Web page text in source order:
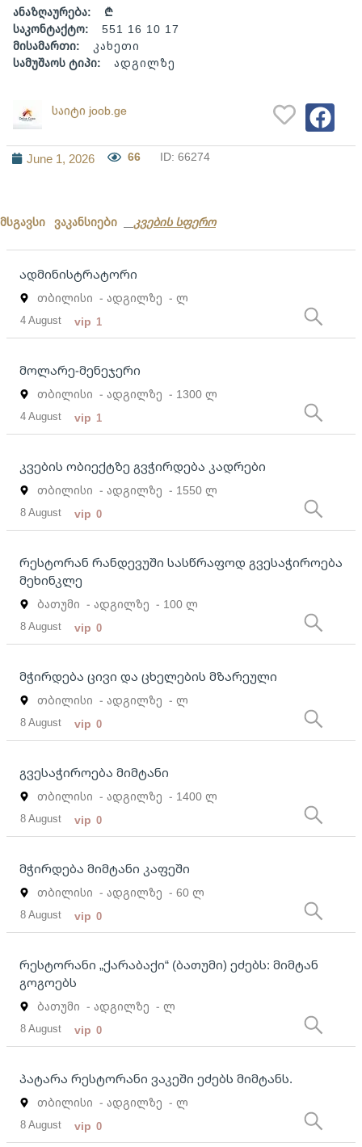
ანაზღაურება:
₾
საკონტაქტო:
551 16 10 17
მისამართი:
კახეთი
სამუშაოს ტიპი:
ადგილზე
საიტი joob.ge
June 1, 2026 66 ID: 66274
მსგავსი ვაკანსიები კვების სფერო
ადმინისტრატორი
თბილისი - ადგილზე - ლ
4 August vip 1
მოლარე-მენეჯერი
თბილისი - ადგილზე - 1300 ლ
4 August vip 1
კვების ობიექტზე გვჭირდება კადრები
თბილისი - ადგილზე - 1550 ლ
8 August vip 0
რესტორან რანდევუში სასწრაფოდ გვესაჭიროება
მეხინკლე
ბათუმი - ადგილზე - 100 ლ
8 August vip 0
მჭირდება ცივი და ცხელების მზარეული
თბილისი - ადგილზე - ლ
8 August vip 0
გვესაჭიროება მიმტანი
თბილისი - ადგილზე - 1400 ლ
8 August vip 0
მჭირდება მიმტანი კაფეში
თბილისი - ადგილზე - 60 ლ
8 August vip 0
რესტორანი „ქარაბაქი“ (ბათუმი) ეძებს: მიმტან
გოგოებს
ბათუმი - ადგილზე - ლ
8 August vip 0
პატარა რესტორანი ვაკეში ეძებს მიმტანს.
თბილისი - ადგილზე - ლ
8 August vip 0